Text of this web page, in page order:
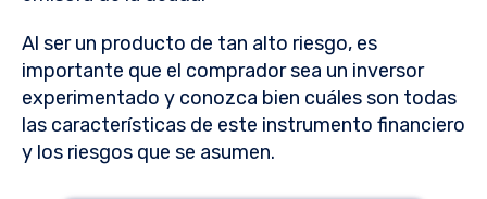
Al ser un producto de tan alto riesgo, es
importante que el comprador sea un inversor
experimentado y conozca bien cuáles son todas
las características de este instrumento financiero
y los riesgos que se asumen.